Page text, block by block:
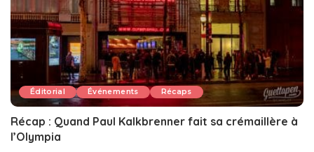
Éditorial Événements Récaps
Récap : Quand Paul Kalkbrenner fait sa crémaillère à
l’Olympia